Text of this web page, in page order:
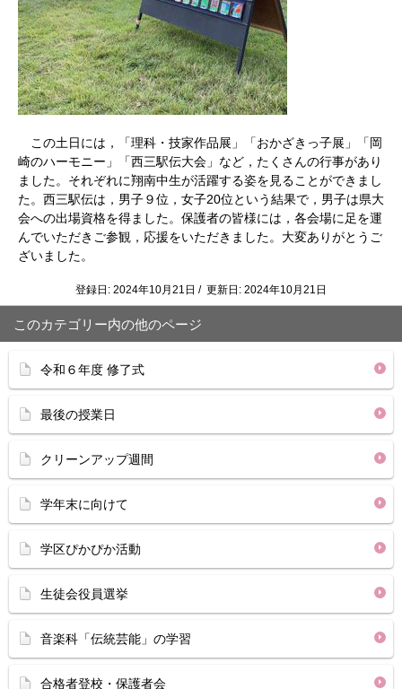
この土日には，「理科・技家作品展」「おかざきっ子展」「岡
崎のハーモニー」「西三駅伝大会」など，たくさんの行事があり
ました。それぞれに翔南中生が活躍する姿を見ることができまし
た。西三駅伝は，男子９位，女子20位という結果で，男子は県大
会への出場資格を得ました。保護者の皆様には，各会場に足を運
んでいただきご参観，応援をいただきました。大変ありがとうご
ざいました。
登録日: 2024年10月21日 / 更新日: 2024年10月21日
このカテゴリー内の他のページ
令和６年度 修了式
最後の授業日
クリーンアップ週間
学年末に向けて
学区ぴかぴか活動
生徒会役員選挙
音楽科「伝統芸能」の学習
合格者登校・保護者会